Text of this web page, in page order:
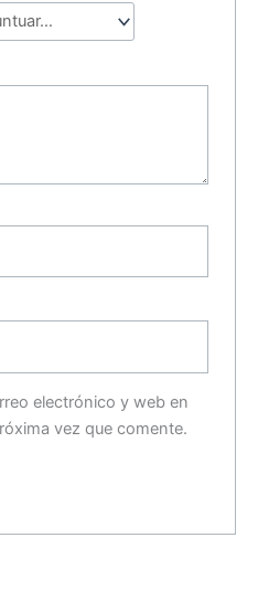
electrónico y web en
vez que comente.